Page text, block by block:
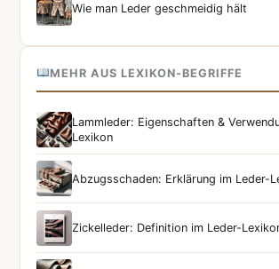
Wie man Leder geschmeidig hält
MEHR AUS LEXIKON-BEGRIFFE
Lammleder: Eigenschaften &
Lexikon
Abzugsschaden: Erklärung im Leder-
Zickelleder: Definition im Leder-